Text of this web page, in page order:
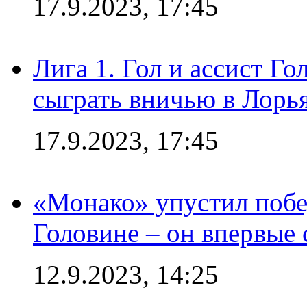
17.9.2023, 17:45
Лига 1. Гол и ассист
сыграть вничью в
17.9.2023, 17:45
«Монако» упустил
Головине – он впервые
12.9.2023, 14:25